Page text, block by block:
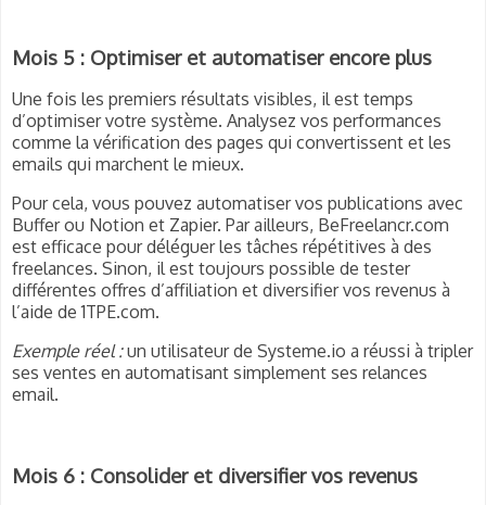
Mois 5 : Optimiser et automatiser encore plus
Une fois les premiers résultats visibles, il est temps
d’optimiser votre système. Analysez vos performances
comme la vérification des pages qui convertissent et les
emails qui marchent le mieux.
Pour cela, vous pouvez automatiser vos publications avec
Buffer ou Notion et Zapier. Par ailleurs, BeFreelancr.com
est efficace pour déléguer les tâches répétitives à des
freelances. Sinon, il est toujours possible de tester
différentes offres d’affiliation et diversifier vos revenus à
l’aide de 1TPE.com.
Exemple réel :un utilisateur de Systeme.io a réussi à tripler
ses ventes en automatisant simplement ses relances
email.
Mois 6 : Consolider et diversifier vos revenus